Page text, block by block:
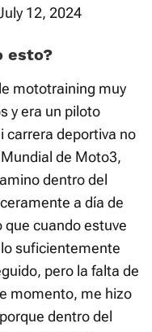
12, 2024
esto?
mototraining muy
y era un piloto
carrera deportiva no
de Moto3,
dentro del
a día de
que cuando estuve
suficientemente
pero la falta de
momento, me hizo
dentro del